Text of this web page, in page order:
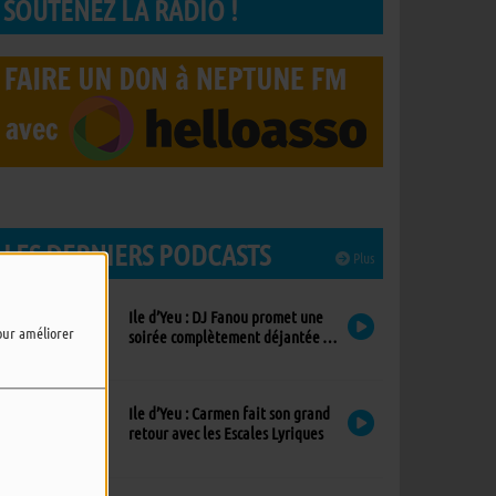
améliorer
SOUTENEZ LA RADIO !
Plus
LES DERNIERS PODCASTS
Ile d’Yeu : DJ Fanou promet une
soirée complètement déjantée à
Ile d’Yeu : Carmen fait son grand
retour avec les Escales Lyriques